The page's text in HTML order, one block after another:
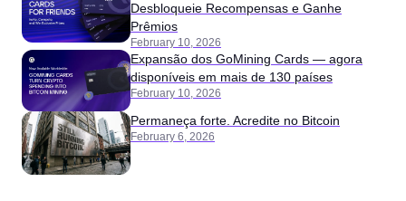
Desbloqueie Recompensas e Ganhe
Prêmios
February 10, 2026
Expansão dos GoMining Cards — agora
disponíveis em mais de 130 países
February 10, 2026
Permaneça forte. Acredite no Bitcoin
February 6, 2026